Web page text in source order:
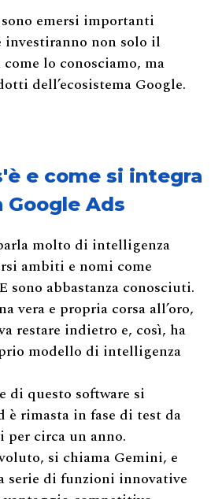
emersi importanti
investiranno non solo il
lo conosciamo, ma
dell’ecosistema Google.
e come si integra
Google Ads
molto di intelligenza
ambiti e nomi come
sono abbastanza conosciuti.
vera e propria corsa all’oro,
restare indietro e, così, ha
modello di intelligenza
di questo software si
è rimasta in fase di test da
circa un anno.
si chiama Gemini, e
serie di funzioni innovative